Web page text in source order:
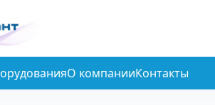
О компанииКонтакты